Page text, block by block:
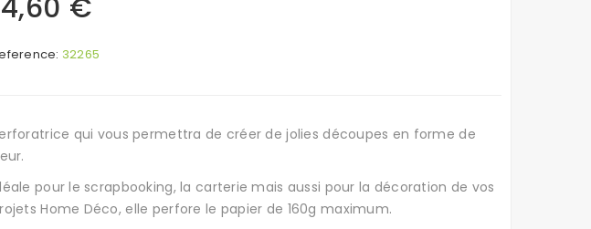
€
32265
qui vous permettra de créer de jolies découpes en forme de
pour le scrapbooking, la carterie mais aussi pour la décoration de vos
Home Déco, elle perfore le papier de 160g maximum.